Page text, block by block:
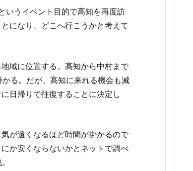
いうイベント目的で高知を再度訪
になり、どこへ行こうかと考えて
域に位置する。高知から中村まで
る。だが、高知に来れる機会も滅
日帰りで往復することに決定し
が遠くなるほど時間が掛かるので
か安くならないかとネットで調べ